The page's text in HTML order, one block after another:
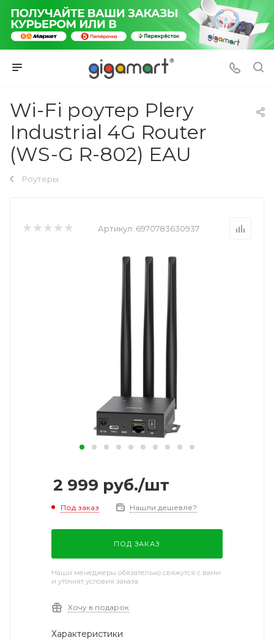
Wi-Fi роутер Plery
Industrial 4G Router
(WS-G R-802) EAU
Роутеры
Артикул: 6970783630937
2 999 руб./шт
Под заказ Нашли дешевле?
ПОД ЗАКАЗ
Наши менеджеры обязательно свяжутся с вами
и уточнят условия заказа
Хочу в подарок
Характеристики